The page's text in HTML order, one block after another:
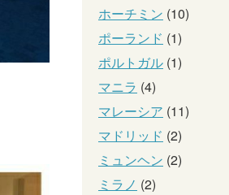
ホーチミン (10)
ポーランド (1)
ポルトガル (1)
マニラ (4)
マレーシア (11)
マドリッド (2)
ミュンヘン (2)
ミラノ (2)